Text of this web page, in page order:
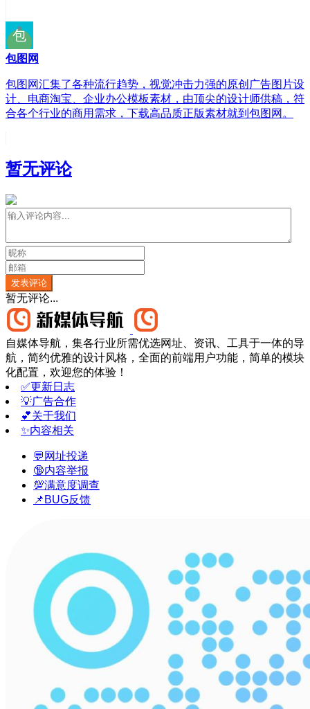
包图网
包图网汇集了各种流行趋势，视觉冲击力强的原创广告图片设
计、电商淘宝、企业办公模板素材，由顶尖的设计师供稿，符
合各个行业的商用需求，下载高品质正版素材就到包图网。
暂无评论
发表评论
暂无评论...
自媒体导航，集各行业所需优选网址、资讯、工具于一体的导
航，简约优雅的设计风格，全面的前端用户功能，简单的模块
化配置，欢迎您的体验！
✅更新日志
💡广告合作
💕关于我们
✨内容相关
💬网址投递
🔞内容举报
💯满意度调查
📌BUG反馈